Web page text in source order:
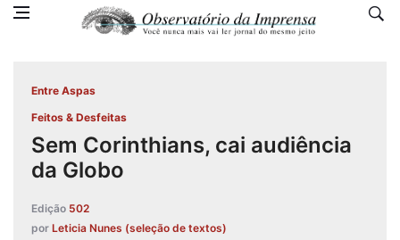
Entre Aspas
Feitos & Desfeitas
Sem Corinthians, cai audiência
da Globo
Edição 502
por Leticia Nunes (seleção de textos)